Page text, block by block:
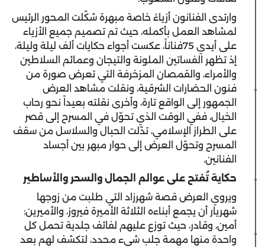
‎وارتدى الفنانون أزياءً خاصة مبهرة شكّلت المحور الرئيس
لمشاهد العمل بأكمله، حيث تم تصميم جميع الأزياء
على أيدي 75فناناً، عكست أجواء حكايات ألف ليلة وليلة،
إذ تظهر الفساتين الملونة والتيجان وعمائم السلاطين
والأمراء، والقمصان المزخرفة التي تعرض صورة من
فنون الحضارات الشرقية، ونقلت مشاهد العرض
الجمهور إلى الواقع تارة، وأخرى نقلته بعيداً نحو رحاب
الخيال، ففي الوقت الذي تحوّل في المسرح إلى قصر
على الطراز الإسلامي، تدّلت الحبال والسلاسل من سقف
المسرح وتحوّل العرض إلى حوار مبهر بين أجساد
الفنانين.
حكاية تُفتح على عوالم الجمال والسحر والأساطير
‎ويروي العرض قصة شهرزاد التي طلبت من زوجها
شهريار أن يجمع أبناءه الثلاثة الأميرة فيروز، والأميرين:
أمين، وقادر، حيث توزع عليهم لفائف جلدية تحمل كل
واحدة منها مهمة جلب شيء محدد، لتكشف لهم بعد